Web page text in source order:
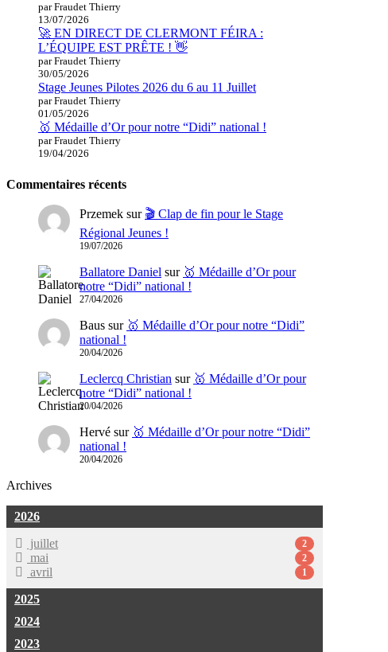
par Fraudet Thierry
13/07/2026
🚀 EN DIRECT DE CLERMONT FÉIRA :
L’ÉQUIPE EST PRÊTE ! 👋
par Fraudet Thierry
30/05/2026
Stage Jeunes Pilotes 2026 du 6 au 11 Juillet
par Fraudet Thierry
01/05/2026
🥇 Médaille d’Or pour notre “Didi” national !
par Fraudet Thierry
19/04/2026
Commentaires récents
Przemek sur 🎬 Clap de fin pour le Stage
Régional Jeunes !
19/07/2026
Ballatore Daniel sur 🥇 Médaille d’Or pour
notre “Didi” national !
27/04/2026
Baus sur 🥇 Médaille d’Or pour notre “Didi”
national !
20/04/2026
Leclercq Christian sur 🥇 Médaille d’Or pour
notre “Didi” national !
20/04/2026
Hervé sur 🥇 Médaille d’Or pour notre “Didi”
national !
20/04/2026
Archives
2026
juillet
2
mai 2
avril 1
2025
2024
2023